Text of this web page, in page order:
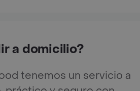
a domicilio?
tenemos un servicio a